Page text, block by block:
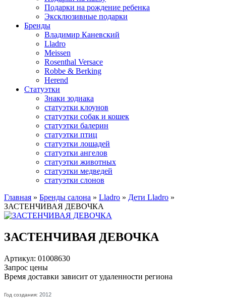
Подарки на рождение ребенка
Эксклюзивные подарки
Бренды
Владимир Каневский
Lladro
Meissen
Rosenthal Versace
Robbe & Berking
Herend
Статуэтки
Знаки зодиака
статуэтки клоунов
статуэтки собак и кошек
статуэтки балерин
статуэтки птиц
статуэтки лошадей
статуэтки ангелов
статуэтки животных
статуэтки медведей
статуэтки слонов
Главная » Бренды салона » Lladro » Дети Lladro »
ЗАСТЕНЧИВАЯ ДЕВОЧКА
ЗАСТЕНЧИВАЯ ДЕВОЧКА
Артикул: 01008630
Запрос цены
Время доставки зависит от удаленности региона
Год создания: 2012